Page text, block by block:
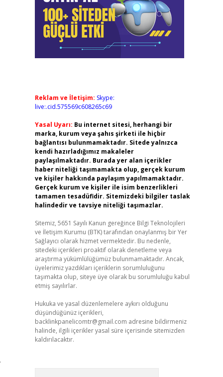
Reklam ve İletişim: Skype:
live:.cid.575569c608265c69
Yasal Uyarı: Bu internet sitesi, herhangi bir
marka, kurum veya şahıs şirketi ile hiçbir
bağlantısı bulunmamaktadır. Sitede yalnızca
kendi hazırladığımız makaleler
paylaşılmaktadır. Burada yer alan içerikler
haber niteliği taşımamakta olup, gerçek kurum
ve kişiler hakkında paylaşım yapılmamaktadır.
Gerçek kurum ve kişiler ile isim benzerlikleri
tamamen tesadüfidir. Sitemizdeki bilgiler taslak
halindedir ve tavsiye niteliği taşımazlar.
Sitemiz, 5651 Sayılı Kanun gereğince Bilgi Teknolojileri
ve İletişim Kurumu (BTK) tarafından onaylanmış bir Yer
Sağlayıcı olarak hizmet vermektedir. Bu nedenle,
sitedeki içerikleri proaktif olarak denetleme veya
araştırma yükümlülüğümüz bulunmamaktadır. Ancak,
üyelerimiz yazdıkları içeriklerin sorumluluğunu
taşımakta olup, siteye üye olarak bu sorumluluğu kabul
etmiş sayılırlar.
Hukuka ve yasal düzenlemelere aykırı olduğunu
düşündüğünüz içerikleri,
backlinkpanelicomtr@gmail.com adresine bildirmeniz
halinde, ilgili içerikler yasal süre içerisinde sitemizden
kaldırılacaktır.